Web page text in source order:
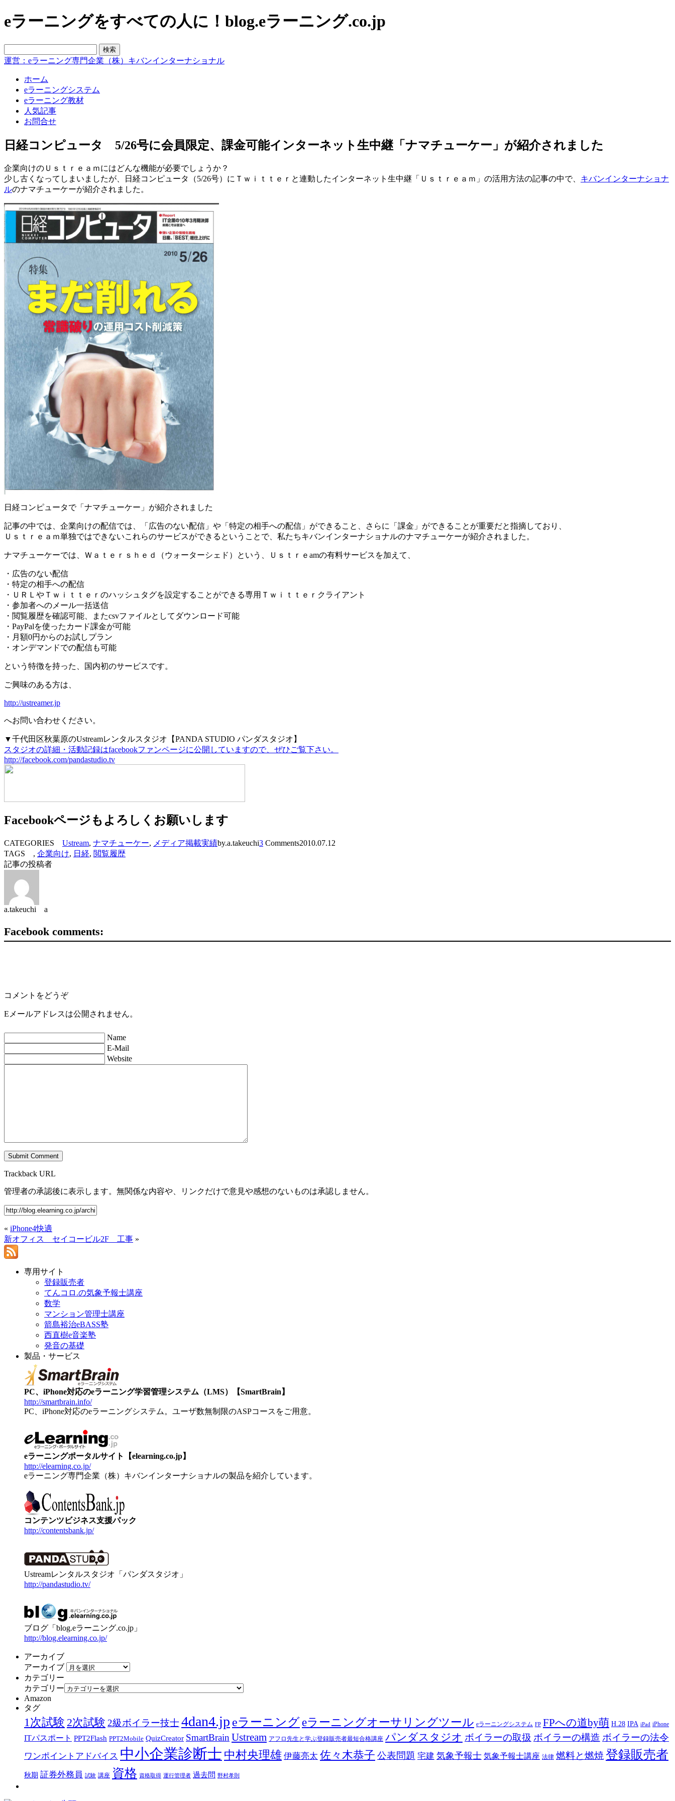
eラーニングをすべての人に！blog.eラーニング.co.jp
運営：eラーニング専門企業（株）キバンインターナショナル
ホーム
eラーニングシステム
eラーニング教材
人気記事
お問合せ
日経コンピュータ 5/26号に会員限定、課金可能インターネット生中継「ナマチューケー」が紹介されました
企業向けのＵｓｔｒｅａｍにはどんな機能が必要でしょうか？
少し古くなってしまいましたが、日経コンピュータ（5/26号）にＴｗｉｔｔｅｒと連動したインターネット生中継「Ｕｓｔｒｅａｍ」の活用方法の記事の中で、 キバンインターナショナ
ルのナマチューケーが紹介されました。
日経コンピュータで「ナマチューケー」が紹介されました
記事の中では、企業向けの配信では、「広告のない配信」や「特定の相手への配信」ができること、さらに「課金」ができることが重要だと指摘しており、
Ｕｓｔｒｅａｍ単独ではできないこれらのサービスができるということで、私たちキバンインターナショナルのナマチューケーが紹介されました。
ナマチューケーでは、Ｗａｔｅｒｓｈｅｄ（ウォーターシェド）という、Ｕｓｔｒｅamの有料サービスを加えて、
・広告のない配信
・特定の相手への配信
・ＵＲＬやＴｗｉｔｔｅｒのハッシュタグを設定することができる専用Ｔｗｉｔｔｅｒクライアント
・参加者へのメール一括送信
・閲覧履歴を確認可能、またcsvファイルとしてダウンロード可能
・PayPalを使ったカード課金が可能
・月額0円からのお試しプラン
・オンデマンドでの配信も可能
という特徴を持った、国内初のサービスです。
ご興味のある方は、
http://ustreamer.jp
へお問い合わせください。
▼千代田区秋葉原のUstreamレンタルスタジオ【PANDA STUDIO パンダスタジオ】
スタジオの詳細・活動記録はfacebookファンページに公開していますので、ぜひご覧下さい。
http://facebook.com/pandastudio.tv
Facebookページもよろしくお願いします
CATEGORIES Ustream, ナマチューケー, メディア掲載実績by.a.takeuchi3 Comments2010.07.12
TAGS , 企業向け, 日経, 閲覧履歴
記事の投稿者
a.takeuchi a
Facebook comments:
コメントをどうぞ
Eメールアドレスは公開されません。
Name
E-Mail
Website
Trackback URL
管理者の承認後に表示します。無関係な内容や、リンクだけで意見や感想のないものは承認しません。
« iPhone4快適
新オフィス セイコービル2F 工事 »
専用サイト
登録販売者
てんコロ.の気象予報士講座
数学
マンション管理士講座
箭島裕治eBASS塾
西直樹e音楽塾
発音の基礎
製品・サービス
PC、iPhone対応のeラーニング学習管理システム（LMS）【SmartBrain】
http://smartbrain.info/
PC、iPhone対応のeラーニングシステム。ユーザ数無制限のASPコースをご用意。
eラーニングポータルサイト【elearning.co.jp】
http://elearning.co.jp/
eラーニング専門企業（株）キバンインターナショナルの製品を紹介しています。
コンテンツビジネス支援パック
http://contentsbank.jp/
Ustreamレンタルスタジオ「パンダスタジオ」
http://pandastudio.tv/
ブログ「blog.eラーニング.co.jp」
http://blog.elearning.co.jp/
アーカイブ
アーカイブ
カテゴリー
カテゴリー
Amazon
タグ
1次試験 2次試験 2級ボイラー技士4dan4.jp eラーニング eラーニングオーサリングツール eラーニングシステム FP FPへの道by萌 H.28 IPA iPad iPhone
ITパスポート PPT2Flash PPT2Mobile QuizCreator SmartBrain Ustream アフロ先生と学ぶ登録販売者最短合格講座 パンダスタジオ ボイラーの取扱 ボイラーの構造 ボイラーの法令
ワンポイントアドバイス 中小企業診断士 中村央理雄 伊藤亮太 佐々木恭子 公表問題 宅建 気象予報士 気象予報士講座 法律 燃料と燃焼 登録販売者
秋期 証券外務員 試験 講座 資格 資格取得 運行管理者 過去問 野村孝則